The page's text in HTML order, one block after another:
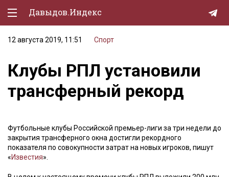
Давыдов.Индекс
Политическая жизнь
Экономика
Природа
Спорт
Культура
Lifestyle
12 августа 2019, 11:51 Спорт
Клубы РПЛ установили
трансферный рекорд
Футбольные клубы Российской премьер-лиги за три недели до
закрытия трансферного окна достигли рекордного
показателя по совокупности затрат на новых игроков, пишут
«Известия».